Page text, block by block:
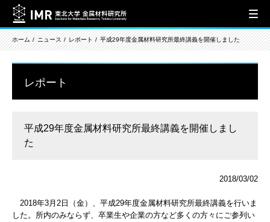
ホーム ニュース レポート 平成29年度金属材料研究所最終講義を開催しました
レポート
平成29年度金属材料研究所最終講義を開催しまし
た
2018/03/02
2018年3月2日（金）、平成29年度金属材料研究所最終講義を行いま
した。所内のみならず、卒業生や企業の方など多くの方々にご参列い